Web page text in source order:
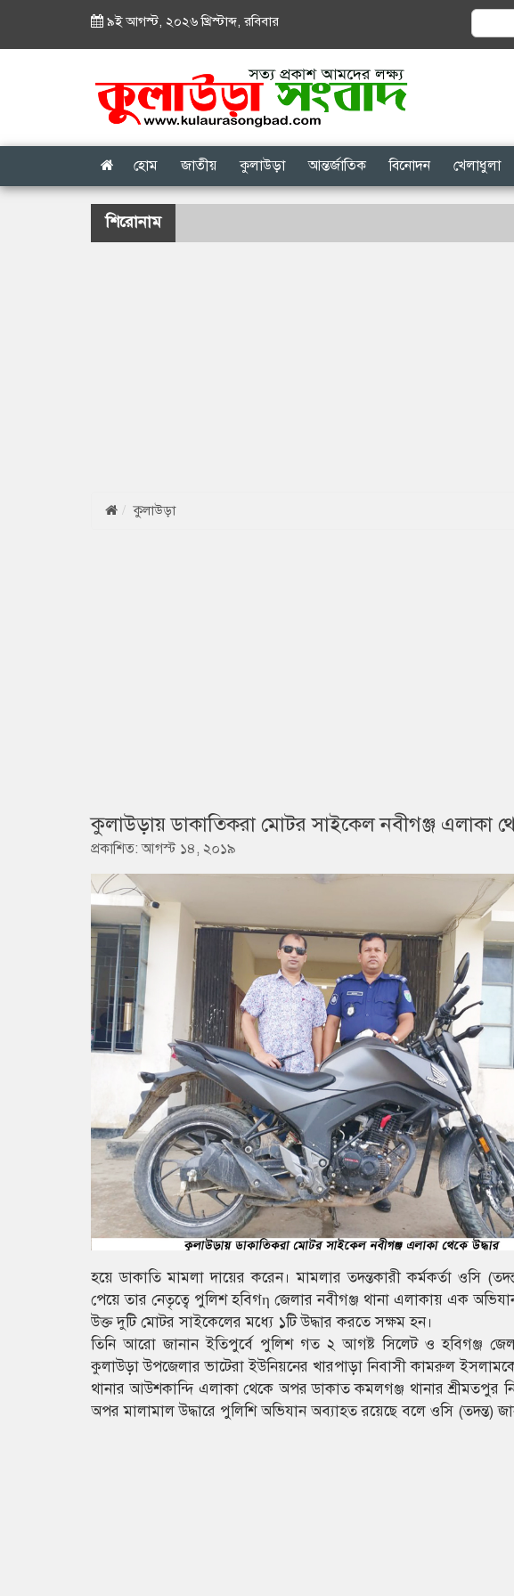
৯ই আগস্ট, ২০২৬ খ্রিস্টাব্দ,রবিবার
Search
for:
হোম জাতীয় কুলাউড়া আন্তর্জাতিক বিনোদন খেলাধুলা
শিরোনাম
কুলাউড়া
কুলাউড়ায় ডাকাতিকরা মোটর সাইকেল নবীগঞ্জ এলাকা
প্রকাশিত: আগস্ট ১৪, ২০১৯
হয়ে ডাকাতি মামলা দায়ের করেন। মামলার তদন্তকারী কর্মকর্তা ওসি
পেয়ে তার নেতৃত্বে পুলিশ হবিগη জেলার নবীগঞ্জ থানা এলাকায় এক
উক্ত দুটি মোটর সাইকেলের মধ্যে ১টি উদ্ধার করতে সক্ষম হন।
তিনি আরো জানান ইতিপুর্বে পুলিশ গত ২ আগষ্ট সিলেট ও হবিগঞ্জ
কুলাউড়া উপজেলার ভাটেরা ইউনিয়নের খারপাড়া নিবাসী কামরুল
থানার আউশকান্দি এলাকা থেকে অপর ডাকাত কমলগঞ্জ থানার শ্রীমতপুর
অপর মালামাল উদ্ধারে পুলিশি অভিযান অব্যাহত রয়েছে বলে ওসি (তদন্ত)